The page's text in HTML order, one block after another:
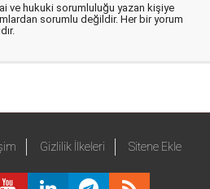
ve hukuki sorumluluğu yazan kişiye
sorumlu değildir. Her bir yorum
Gizlilik İlkeleri Sitene Ekle